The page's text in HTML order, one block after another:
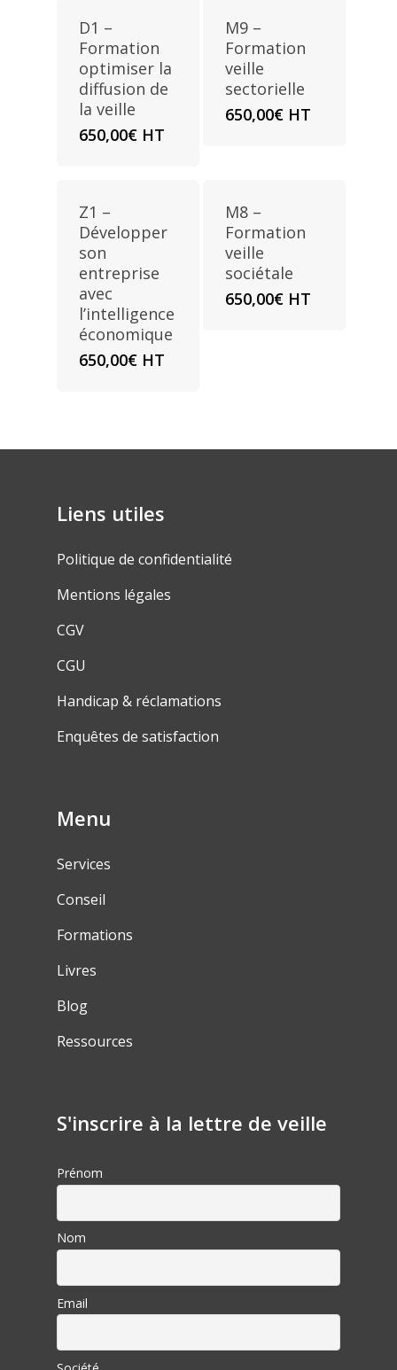
D1 –
Formation
optimiser la
diffusion de
la veille
650,00€ HT
M9 –
Formation
veille
sectorielle
650,00€ HT
Z1 –
Développer
son
entreprise
avec
l’intelligence
économique
650,00€ HT
M8 –
Formation
veille
sociétale
650,00€ HT
Liens utiles
Politique de confidentialité
Mentions légales
CGV
CGU
Handicap & réclamations
Enquêtes de satisfaction
Menu
Services
Conseil
Formations
Livres
Blog
Ressources
S'inscrire à la lettre de veille
Prénom
Nom
Email